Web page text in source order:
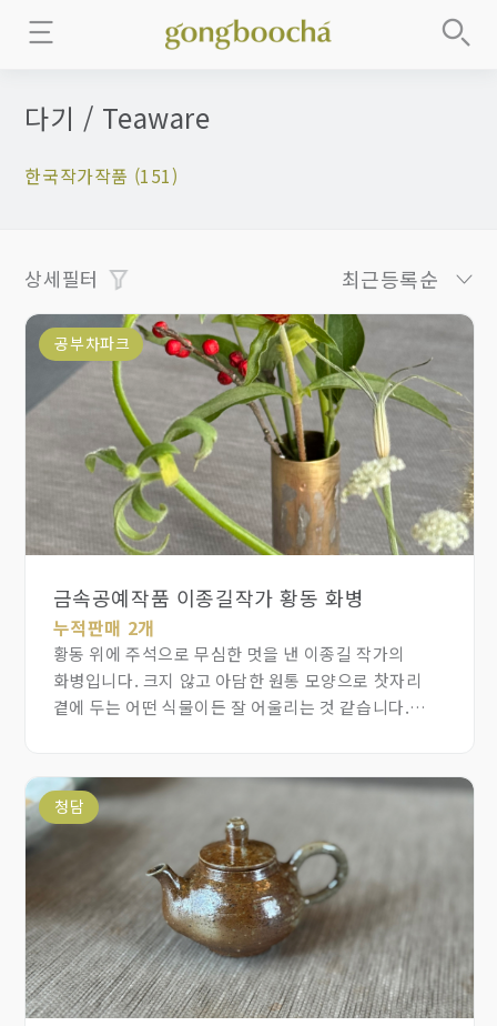
다기 / Teaware
한국작가작품 (151)
상세필터 최근등록순
공부차파크
금속공예작품 이종길작가 황동 화병
누적판매 2개
황동 위에 주석으로 무심한 멋을 낸 이종길 작가의
화병입니다. 크지 않고 아담한 원통 모양으로 찻자리
곁에 두는 어떤 식물이든 잘 어울리는 것 같습니다.
살리기도 합니다. 티테이블, 티룸 어떤 공간이든 두기
좋은 사이즈와 디자인입니다.
청담